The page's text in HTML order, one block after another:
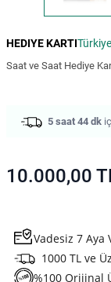
HEDIYE KARTI
Saat ve Saat Hediye
5 saat 44 dk
10.000,00
Vadesiz 7 Aya
1000 TL ve
%100 Orijinal